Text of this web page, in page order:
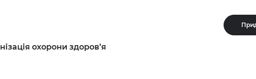
охорони здоров’я